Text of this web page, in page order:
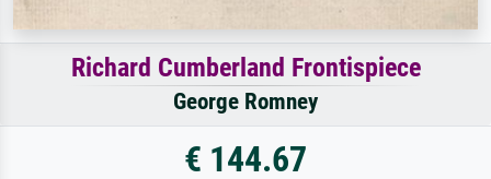
Richard Cumberland Frontispiece
George Romney
€ 144.67